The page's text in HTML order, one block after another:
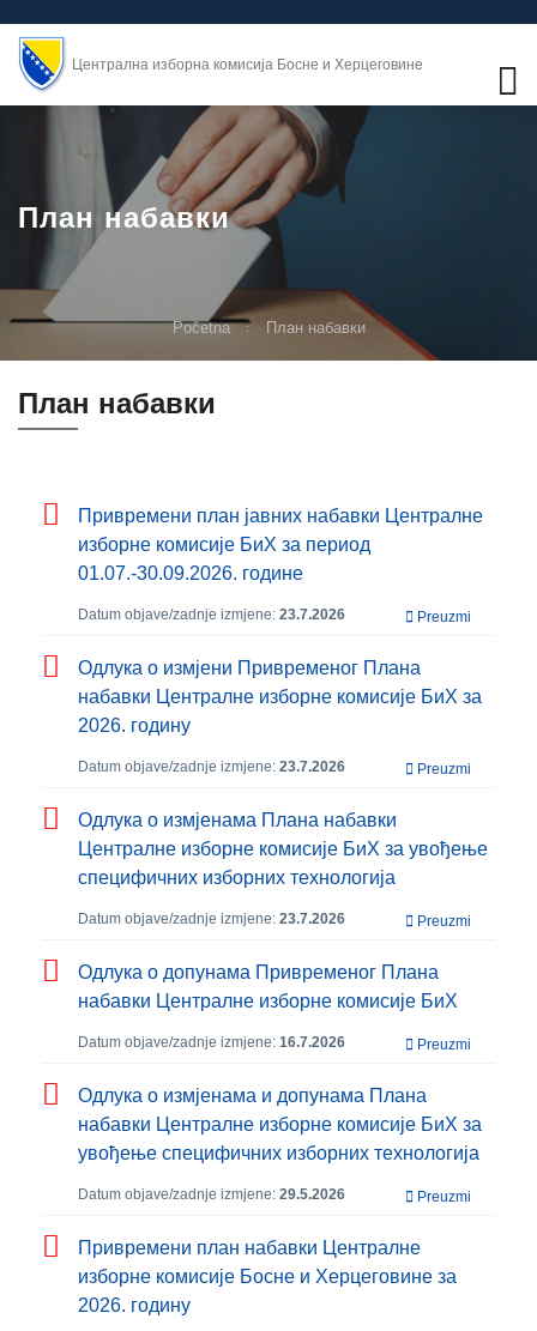
Централна изборна комисија Босне и Херцеговине
План набавки
Početna План набавки
План набавки
Привремени план јавних набавки Централне
изборне комисије БиХ за период
01.07.-30.09.2026. године
Datum objave/zadnje izmjene: 23.7.2026 Preuzmi
Одлука о измјени Привременог Плана
набавки Централне изборне комисије БиХ за
2026. годину
Datum objave/zadnje izmjene: 23.7.2026 Preuzmi
Одлука о измјенама Плана набавки
Централне изборне комисије БиХ за увођење
специфичних изборних технологија
Datum objave/zadnje izmjene: 23.7.2026 Preuzmi
Одлука о допунама Привременог Плана
набавки Централне изборне комисије БиХ
Datum objave/zadnje izmjene: 16.7.2026 Preuzmi
Одлука о измјенама и допунама Плана
набавки Централне изборне комисије БиХ за
увођење специфичних изборних технологија
Datum objave/zadnje izmjene: 29.5.2026 Preuzmi
Привремени план набавки Централне
изборне комисије Босне и Херцеговине за
2026. годину